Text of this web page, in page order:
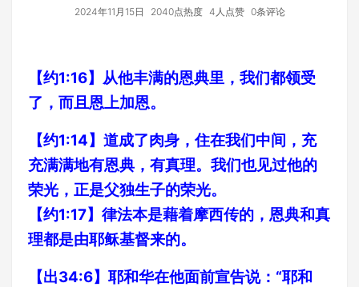
2024年11月15日 2040点热度 4人点赞 0条评论
【约1:16】从他丰满的恩典里，我们都领受
了，而且恩上加恩。
【约1:14】道成了肉身，住在我们中间，充
充满满地有恩典，有真理。我们也见过他的
荣光，正是父独生子的荣光。
【约1:17】律法本是藉着摩西传的，恩典和真
理都是由耶稣基督来的。
【出34:6】耶和华在他面前宣告说：“耶和